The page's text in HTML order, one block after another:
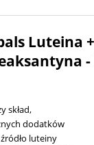
Luteina
skład,
dodatków
luteiny